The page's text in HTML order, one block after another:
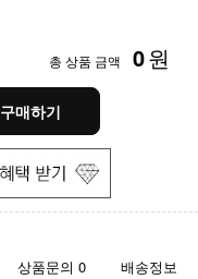
총 상품 금액 0원
구매하기
상품문의 0 배송정보